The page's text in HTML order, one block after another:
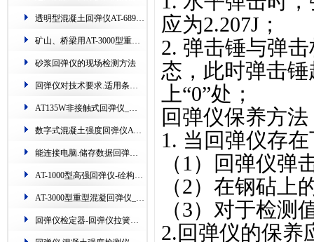
透明型混凝土回弹仪AT-689.测强范围:10-60Mpa
矿山、桥梁用​AT-3000型重型回弹仪.精度高、耐磨损​
砂浆回弹仪的现场检测方法
回弹仪对技术要求.适用条件​​.保养方法​
AT135W非接触式回弹仪​_红外无线连接.支持货场打印
数字式混凝土强度回弹仪AT135E​_可自动采集、数据存储​
能连接电脑.储存数据回弹仪HT225-W.超上下限语音提示​
AT-1000型高强回弹仪-硂构件硬度检测仪器​
AT-3000型重型混凝​回弹仪_专业检测港口、隧道、矿山、桥梁​
回弹仪检定器-​回弹仪拉簧检定仪-铁路钢砧​测定机
应为2.207J；
2. 弹击锤与弹
态，此时弹击
上“0”处；
回弹仪保养方法
1. 当回弹仪存
（1）回弹仪弹
（2）在钢砧上
（3）对于检测
2.回弹仪的保养